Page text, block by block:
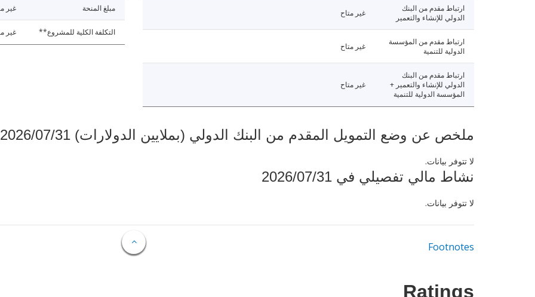
ارتباط مقدم من البنك
الدولي للإنشاء والتعمير
غير متاح
ارتباط مقدم من المؤسسة
الدولية للتنمية
غير متاح
ارتباط مقدم من البنك
الدولي للإنشاء والتعمير +
المؤسسة الدولية للتنمية
غير متاح
مبلغ المنحة غير
التكلفة الكلية للمشروع** غير
ملخص عن وضع التمويل المقدم من البنك الدولي (بملايين الدولارات) 2026/07/31
لا تتوفر بيانات.
نشاط مالي تفصيلي في 2026/07/31
لا تتوفر بيانات.
Footnotes